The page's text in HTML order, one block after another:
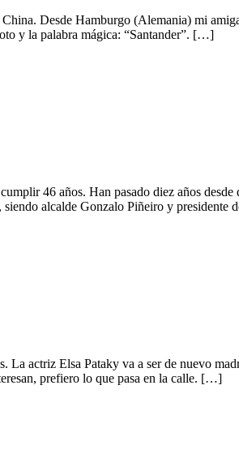
Desde Hamburgo (Alemania) mi
y la palabra mágica: “Santander”. […]
46 años. Han pasado diez años
siendo alcalde Gonzalo Piñeiro y presidente
actriz Elsa Pataky va a ser de nuevo
prefiero lo que pasa en la calle. […]